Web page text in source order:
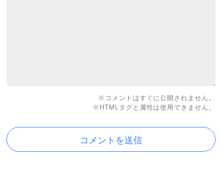
※コメントはすぐに公開されません。
※HTMLタグと属性は使用できません。